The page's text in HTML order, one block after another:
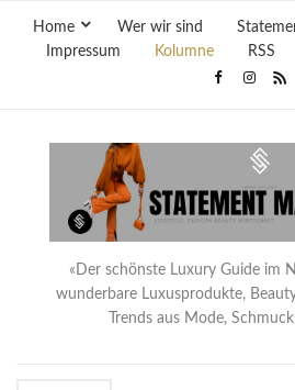
Home Wer wir sind
Impressum
Kolumne RSS
«Der schönste Luxury Guide im
wunderbare Luxusprodukte,
Trends aus Mode,